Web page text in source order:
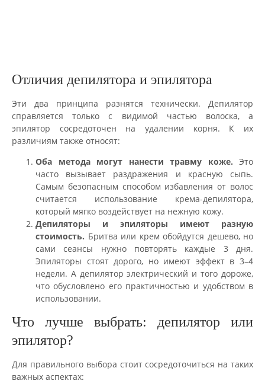
Отличия депилятора и эпилятора
Эти два принципа разнятся технически. Депилятор
справляется только с видимой частью волоска, а
эпилятор сосредоточен на удалении корня. К их
различиям также относят:
Оба метода могут нанести травму коже. Это
часто вызывает раздражения и красную сыпь.
Самым безопасным способом избавления от волос
считается использование крема-депилятора,
который мягко воздействует на нежную кожу.
Депиляторы и эпиляторы имеют разную
стоимость. Бритва или крем обойдутся дешево, но
сами сеансы нужно повторять каждые 3 дня.
Эпиляторы стоят дорого, но имеют эффект в 3–4
недели. А депилятор электрический и того дороже,
что обусловлено его практичностью и удобством в
использовании.
Что лучше выбрать: депилятор или
эпилятор?
Для правильного выбора стоит сосредоточиться на таких
важных аспектах: